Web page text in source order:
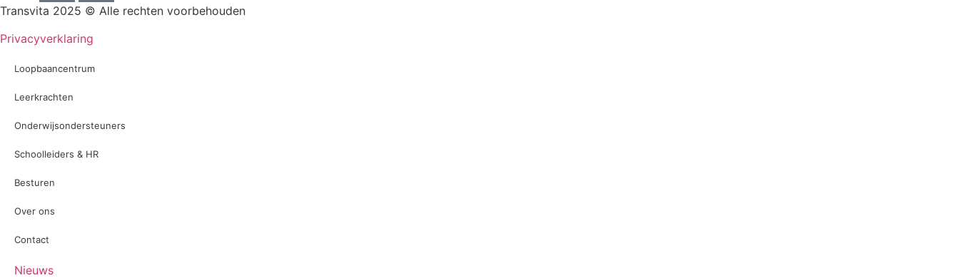
Transvita 2025 © Alle rechten voorbehouden
Privacyverklaring
Loopbaancentrum
Leerkrachten
Onderwijsondersteuners
Schoolleiders & HR
Besturen
Over ons
Contact
Nieuws